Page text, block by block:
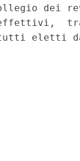
dei
tra
eletti